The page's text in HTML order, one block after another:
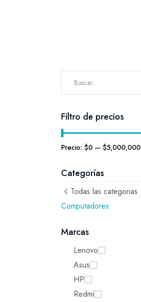
Filtro de precios
Precio: $0 — $5,000,000
Categorías
Todas las categorias
Computadores
Marcas
Lenovo
Asus
HP
Redmi